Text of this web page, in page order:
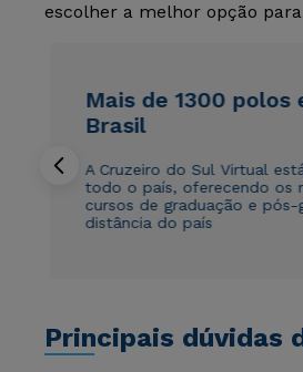
escolher a melhor opção
Mais de 1300 polos
Brasil
A Cruzeiro do Sul Virtual
todo o país, oferecendo os
cursos de graduação e pós-
distância do país
Principais dúvidas